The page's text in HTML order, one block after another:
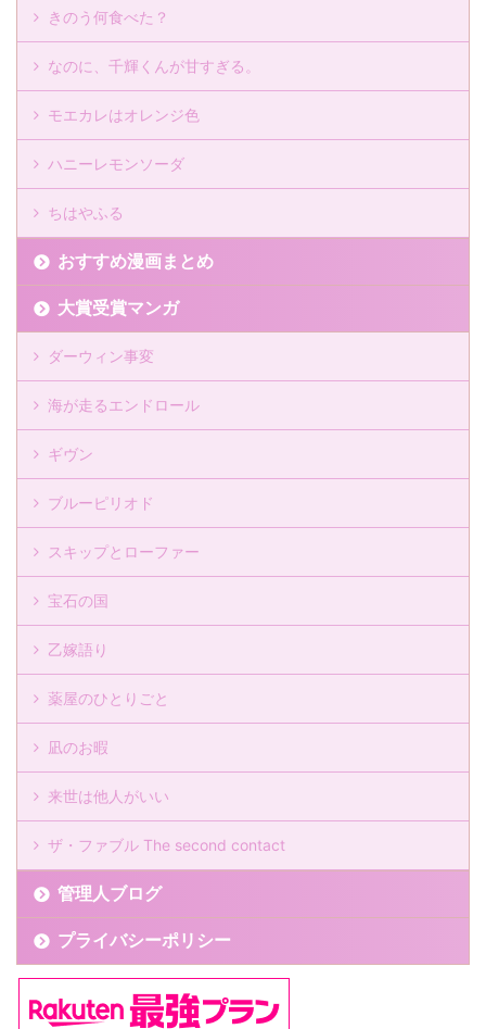
きのう何食べた？
なのに、千輝くんが甘すぎる。
モエカレはオレンジ色
ハニーレモンソーダ
ちはやふる
おすすめ漫画まとめ
大賞受賞マンガ
ダーウィン事変
海が走るエンドロール
ギヴン
ブルーピリオド
スキップとローファー
宝石の国
乙嫁語り
薬屋のひとりごと
凪のお暇
来世は他人がいい
ザ・ファブル The second contact
管理人ブログ
プライバシーポリシー